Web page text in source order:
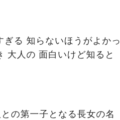
る 知らないほうがよかっ
大人の 面白いけど知ると
の第一子となる長女の名